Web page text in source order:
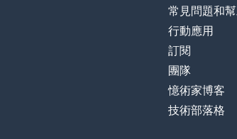
常見問題和
行動應用
訂閱
團隊
憶術家博客
技術部落格